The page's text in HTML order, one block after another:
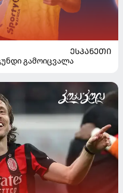
ᲔᲡᲞᲐᲜᲔᲗᲘ
გამოიცვალა